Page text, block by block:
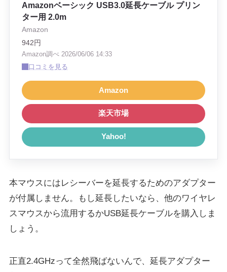
Amazonベーシック USB3.0延長ケーブル プリン
ター用 2.0m
Amazon
942円
Amazon調べ 2026/06/06 14:33
口コミを見る
Amazon
楽天市場
Yahoo!
本マウスにはレシーバーを延長するためのアダプター
が付属しません。もし延長したいなら、他のワイヤレ
スマウスから流用するかUSB延長ケーブルを購入しま
しょう。
正直2.4GHzって全然飛ばないんで、延長アダプター